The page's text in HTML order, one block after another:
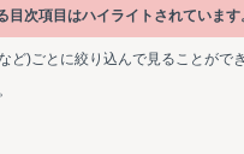
次項目はハイライトされています
ど)ごとに絞り込んで見ることがで